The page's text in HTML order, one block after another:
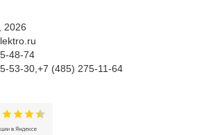
, 2026
48-74
53-30,+7 (485) 275-11-64